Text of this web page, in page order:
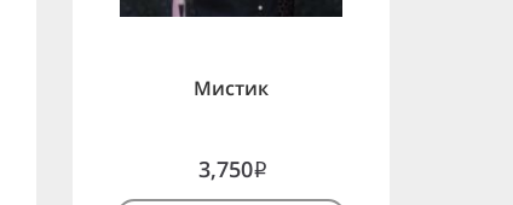
Мистик
3,750i